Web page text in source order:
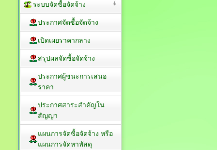
ระบบจัดซื้อจัดจ้าง
ประกาศจัดซื้อจัดจ้าง
เปิดเผยราคากลาง
สรุปผลจัดซื้อจัดจ้าง
ประกาศผู้ชนะการเสนอ
ราคา
ประกาศสาระสำคัญใน
สัญญา
แผนการจัดซื้อจัดจ้าง หรือ
แผนการจัดหาพัสดุ